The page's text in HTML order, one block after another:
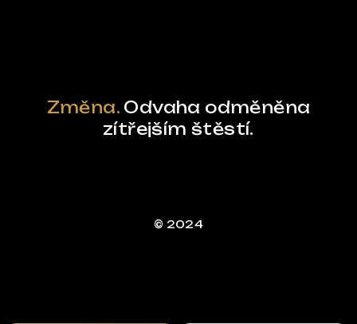
Změna. Odvaha odměněna
zítřejším štěstí.
© 2024